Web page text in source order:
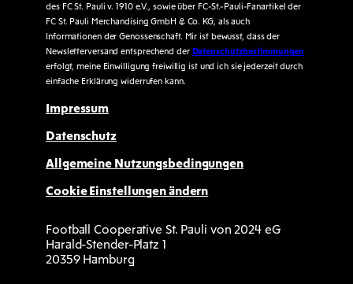
des FC St. Pauli v. 1910 e.V., sowie über FC-St.-Pauli-Fanartikel der
FC St. Pauli Merchandising GmbH & Co. KG, als auch
Informationen der Genossenschaft. Mir ist bewusst, dass der
Newsletterversand entsprechend der Datenschutzbestimmungen
erfolgt, meine Einwilligung freiwillig ist und ich sie jederzeit durch
einfache Erklärung widerrufen kann.
Impressum
Datenschutz
Allgemeine Nutzungsbedingungen
Cookie Einstellungen ändern
Football Cooperative St. Pauli von 2024 eG
Harald-Stender-Platz 1
20359 Hamburg